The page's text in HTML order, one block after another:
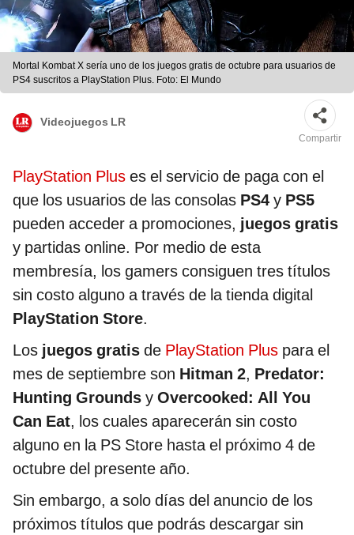
Mortal Kombat X sería uno de los juegos gratis de octubre para usuarios de
PS4 suscritos a PlayStation Plus. Foto: El Mundo
Videojuegos LR
Compartir
PlayStation Plus es el servicio de paga con el
que los usuarios de las consolas PS4 y PS5
pueden acceder a promociones, juegos gratis
y partidas online. Por medio de esta
membresía, los gamers consiguen tres títulos
sin costo alguno a través de la tienda digital
PlayStation Store.
Los juegos gratis de PlayStation Plus para el
mes de septiembre son Hitman 2, Predator:
Hunting Grounds y Overcooked: All You
Can Eat, los cuales aparecerán sin costo
alguno en la PS Store hasta el próximo 4 de
octubre del presente año.
Sin embargo, a solo días del anuncio de los
próximos títulos que podrás descargar sin